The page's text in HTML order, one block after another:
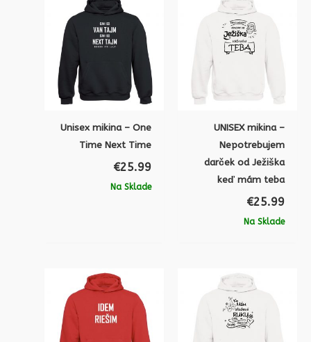
Unisex mikina – One
Time Next Time
€25.99
Na Sklade
UNISEX mikina –
Nepotrebujem
darček od Ježiška
keď mám teba
€25.99
Na Sklade